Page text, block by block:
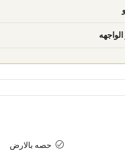
الواجهه
حصه بالارض